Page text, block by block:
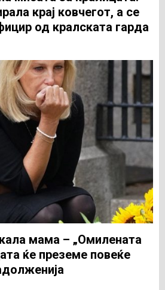
крај ковчегот, а се
од кралската гарда
мама – „Омилената
ќе преземе повеќе